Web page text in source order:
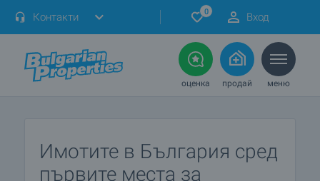
Контакти 0 Вход
оценка продай меню
Имотите в България сред
първите места за